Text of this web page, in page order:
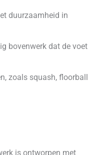
duurzaamheid in
bovenwerk dat de voet
zoals squash, floorball
is ontworpen met